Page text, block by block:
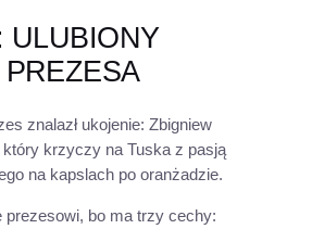
ULUBIONY
znalazł ukojenie: Zbigniew
który krzyczy na Tuska z pasją
na kapslach po oranżadzie.
prezesowi, bo ma trzy cechy: